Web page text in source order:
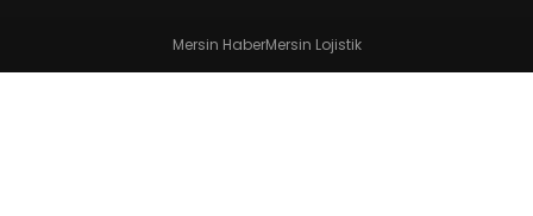
Mersin HaberMersin Lojistik